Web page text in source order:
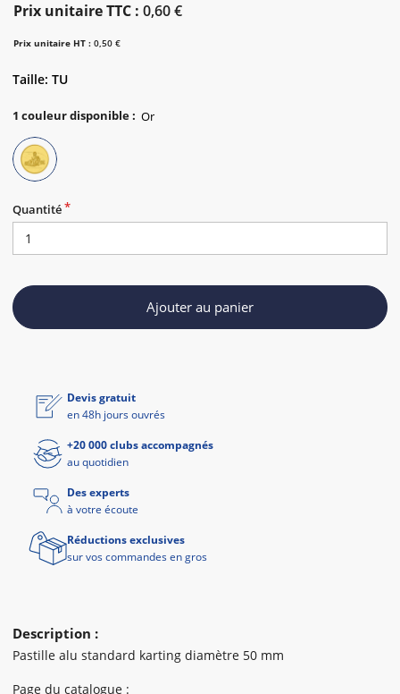
Prix unitaire TTC : 0,60 €
Prix unitaire HT : 0,50 €
Taille: TU
1 couleur disponible:
Quantité
Ajouter au panier
Description :
Pastille alu standard karting diamètre 50 mm
Page du catalogue :
Devis gratuit
en 48h jours ouvrés
+20 000 clubs accompagnés
au quotidien
Des experts
à votre écoute
Réductions exclusives
sur vos commandes en gros